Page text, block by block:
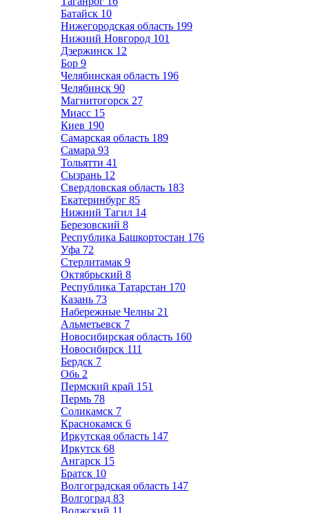
Батайск 10
Нижегородская область 199
Нижний Новгород 101
Дзержинск 12
Бор 9
Челябинская область 196
Челябинск 90
Магнитогорск 27
Миасс 15
Киев 190
Самарская область 189
Самара 93
Тольятти 41
Сызрань 12
Свердловская область 183
Екатеринбург 85
Нижний Тагил 14
Березовский 8
Республика Башкортостан 176
Уфа 72
Стерлитамак 9
Октябрьский 8
Республика Татарстан 170
Казань 73
Набережные Челны 21
Альметьевск 7
Новосибирская область 160
Новосибирск 111
Бердск 7
Обь 2
Пермский край 151
Пермь 78
Соликамск 7
Краснокамск 6
Иркутская область 147
Иркутск 68
Ангарск 15
Братск 10
Волгоградская область 147
Волгоград 83
Волжский 11